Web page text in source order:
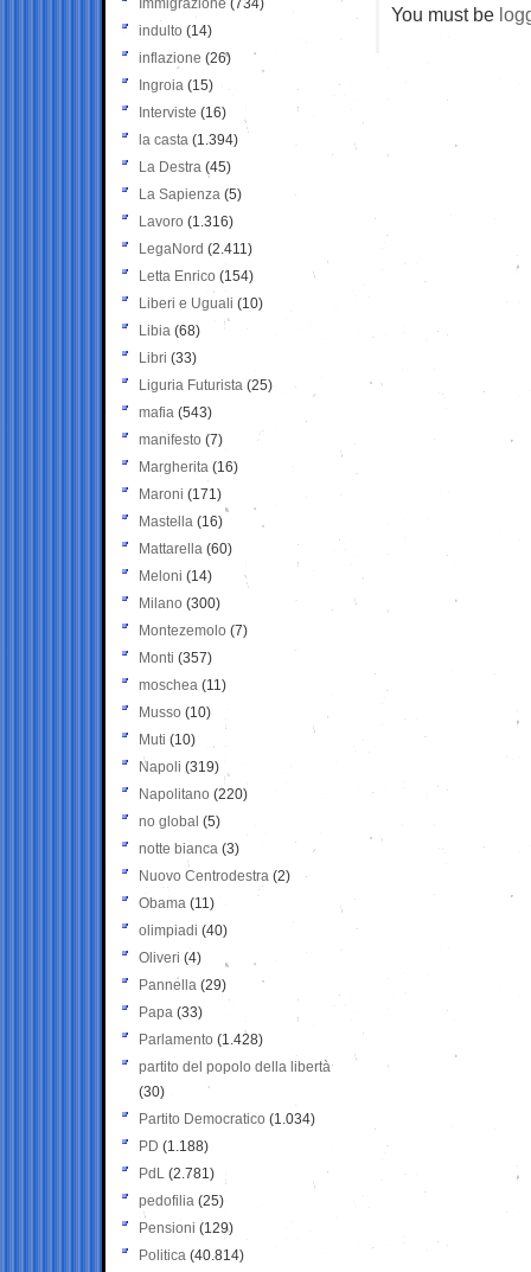
You must be
Immigrazione (734)
indulto (14)
inflazione (26)
Ingroia (15)
Interviste (16)
la casta (1.394)
La Destra (45)
La Sapienza (5)
Lavoro (1.316)
LegaNord (2.411)
Letta Enrico (154)
Liberi e Uguali (10)
Libia (68)
Libri (33)
Liguria Futurista (25)
mafia (543)
manifesto (7)
Margherita (16)
Maroni (171)
Mastella (16)
Mattarella (60)
Meloni (14)
Milano (300)
Montezemolo (7)
Monti (357)
moschea (11)
Musso (10)
Muti (10)
Napoli (319)
Napolitano (220)
no global (5)
notte bianca (3)
Nuovo Centrodestra (2)
Obama (11)
olimpiadi (40)
Oliveri (4)
Pannella (29)
Papa (33)
Parlamento (1.428)
partito del popolo della libertà
(30)
Partito Democratico (1.034)
PD (1.188)
PdL (2.781)
pedofilia (25)
Pensioni (129)
Politica (40.814)